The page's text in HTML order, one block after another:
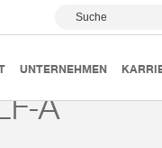
Suche
UNTERNEHMEN
PBV
A